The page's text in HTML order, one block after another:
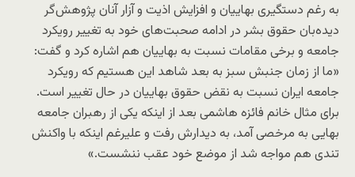
به رغم دستگیری بهاییان و افزایش اذیت و آزار آنان پژوهش‌گر
دیده‌بان حقوق بشر در ادامه صحبت‌های خود به تغییر رویکرد
جامعه و برخی مقامات نسبت به بهاییان هم اشاره کرد و گفت:
«ما از زمان جنبش سبز به بعد شاهد این هستیم که رویکرد
جامعه ایران نسبت به نقض حقوق بهاییان در حال تغییر است.
برای مثال خانم فائزه هاشمی بعد از اینکه یکی از رهبران جامعه
بهایی به مرخصی آمد، به دیدارش رفت و علیرغم اینکه با واکنش
تندی هم مواجه شد از موضع خود عقب ننشست.»